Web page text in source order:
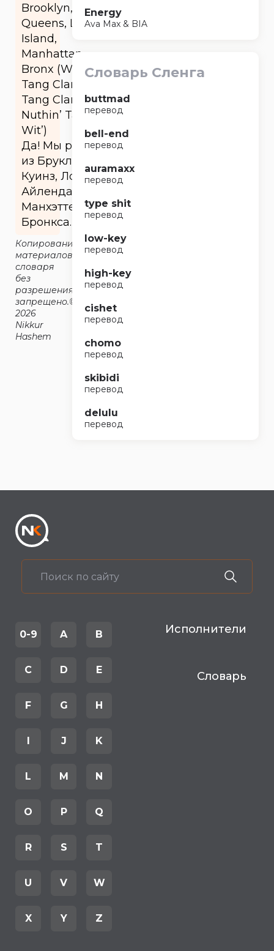
Brooklyn,
Queens, Long
Island,
Manhattan,
Bronx (Wu-
Tang Clan ‘Wu
Tang Clan Ain’t
Nuthin’ Ta Fuck
Wit’)
Да! Мы родом
из Бруклина,
Куинз, Лонг-
Айленда,
Манхэттена,
Бронкса.
Копирование
материалов
словаря
без
разрешения
запрещено.©2014-
2026
Nikkur
Hashem
Energy
Ava Max & BIA
Словарь Сленга
buttmad
перевод
bell-end
перевод
auramaxx
перевод
type shit
перевод
low-key
перевод
high-key
перевод
cishet
перевод
chomo
перевод
skibidi
перевод
delulu
перевод
0-9 A B
C D E
F G H
I J K
L M N
O P Q
R S T
U V W
X Y Z
Исполнители
Словарь